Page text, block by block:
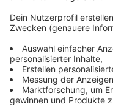
Polizei warnt vor
Leverkusen: Bayer
Vorstandsgehältern
Führerschein in